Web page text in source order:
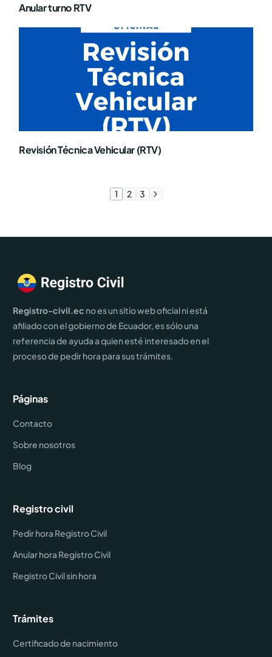
Anular turno RTV
Revisión Técnica Vehicular (RTV)
1 2 3
Registro-civil.ec no es un sitio web oficial ni está
afiliado con el gobierno de Ecuador, es sólo una
referencia de ayuda a quien esté interesado en el
proceso de pedir hora para sus trámites.
Páginas
Contacto
Sobre nosotros
Blog
Registro civil
Pedir hora Registro Civil
Anular hora Registro Civil
Registro Civil sin hora
Trámites
Certificado de nacimiento